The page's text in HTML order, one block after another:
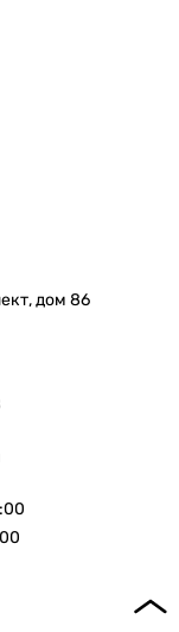
дом 86